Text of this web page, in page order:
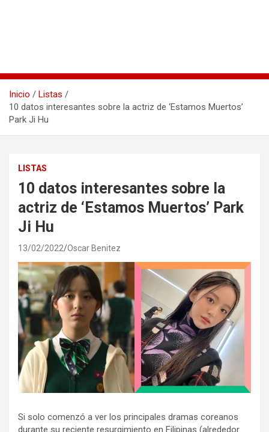
Inicio
Listas
10 datos interesantes sobre la actriz de ‘Estamos Muertos’
Park Ji Hu
LISTAS
10 datos interesantes sobre la
actriz de ‘Estamos Muertos’ Park
Ji Hu
13/02/2022 Oscar Benitez
Si solo comenzó a ver los principales dramas coreanos
durante su reciente resurgimiento en Filipinas (alrededor